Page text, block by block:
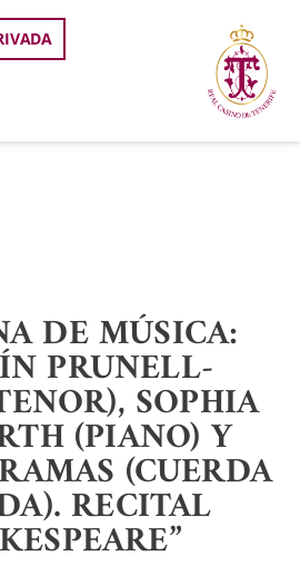
DE MÚSICA:
PRUNELL-
SOPHIA
(PIANO) Y
(CUERDA
RECITAL